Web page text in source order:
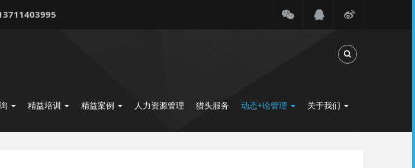
Toggle Search
精益培训 精益案例 人力资源管理 猎头服务 动态+论管理 关于我们